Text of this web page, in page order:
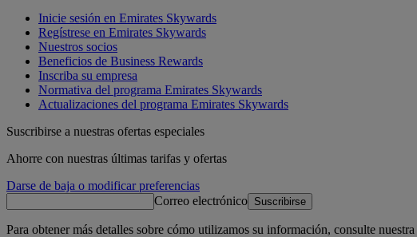
Inicie sesión en Emirates Skywards
Regístrese en Emirates Skywards
Nuestros socios
Beneficios de Business Rewards
Inscriba su empresa
Normativa del programa Emirates Skywards
Actualizaciones del programa Emirates Skywards
Suscribirse a nuestras ofertas especiales
Ahorre con nuestras últimas tarifas y ofertas
Darse de baja o modificar preferencias
Correo electrónico Suscribirse
Para obtener más detalles sobre cómo utilizamos su información, consulte nuestra